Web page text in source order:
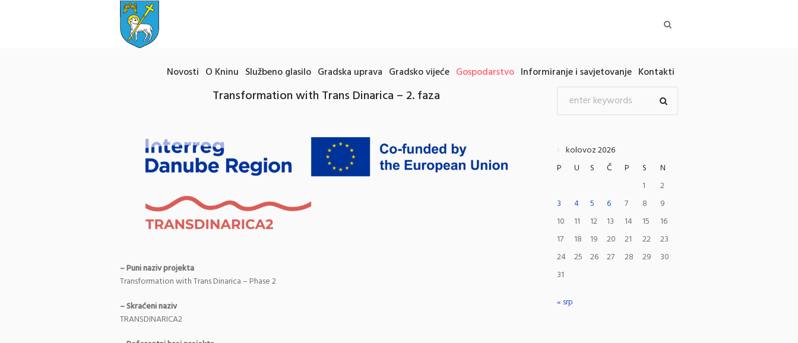
Novosti O Kninu Službeno glasilo Gradska uprava Gradsko vijeće Gospodarstvo Informiranje i savjetovanje Kontakti
Transformation with Trans Dinarica – 2. faza
– Puni naziv projekta
Transformation with Trans Dinarica – Phase 2
– Skraćeni naziv
TRANSDINARICA2
kolovoz 2026
P
U S Č P S
N
1
2
3
4 5 6 7 8
9
10
11 12 13 14 15
16
17
18 19 20 21 22
23
24
25 26 27 28 29
30
31
« srp